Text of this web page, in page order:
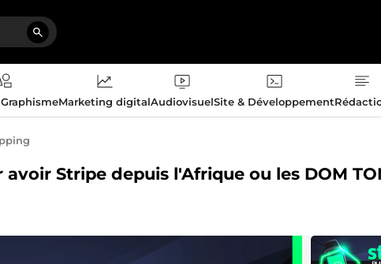
Marketing digitalAudiovisuelSite & Développement
Stripe depuis l'Afrique ou les DOM